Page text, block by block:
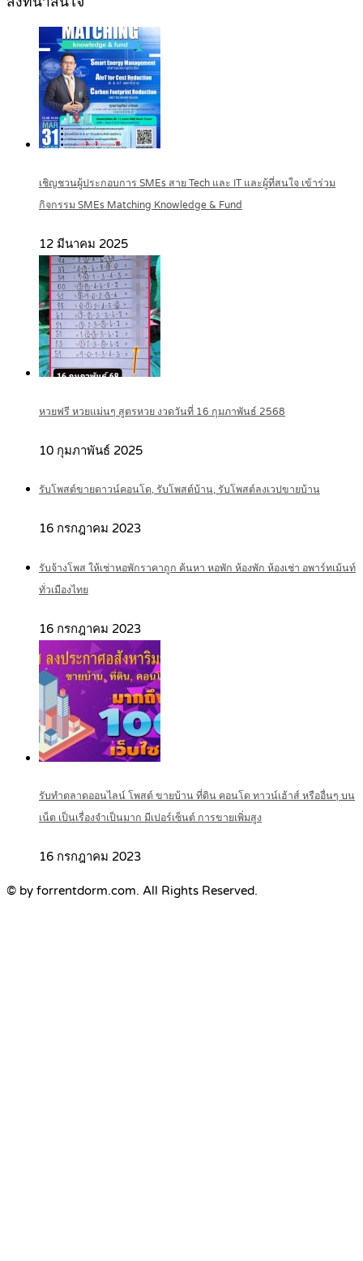
เชิญชวนผู้ประกอบการ SMEs สาย Tech และ IT และผู้ที่สนใจ เข้าร่วม
กิจกรรม SMEs Matching Knowledge & Fund
12 มีนาคม 2025
หวยฟรี หวยแม่นๆ สูตรหวย งวดวันที่ 16 กุมภาพันธ์ 2568
10 กุมภาพันธ์ 2025
รับโพสต์ขายดาวน์คอนโด, รับโพสต์บ้าน, รับโพสต์ลงเวปขายบ้าน
16 กรกฎาคม 2023
รับจ้างโพส ให้เช่าหอพักราคาถูก ค้นหา หอพัก ห้องพัก ห้องเช่า อพาร์ทเม้นท์
ทั่วเมืองไทย
16 กรกฎาคม 2023
รับทำตลาดออนไลน์ โพสต์ ขายบ้าน ที่ดิน คอนโด ทาวน์เฮ้าส์ หรืออื่นๆ บน
เน็ต เป็นเรื่องจำเป็นมาก มีเปอร์เซ็นต์ การขายเพิ่มสูง
16 กรกฎาคม 2023
© by forrentdorm.com. All Rights Reserved.